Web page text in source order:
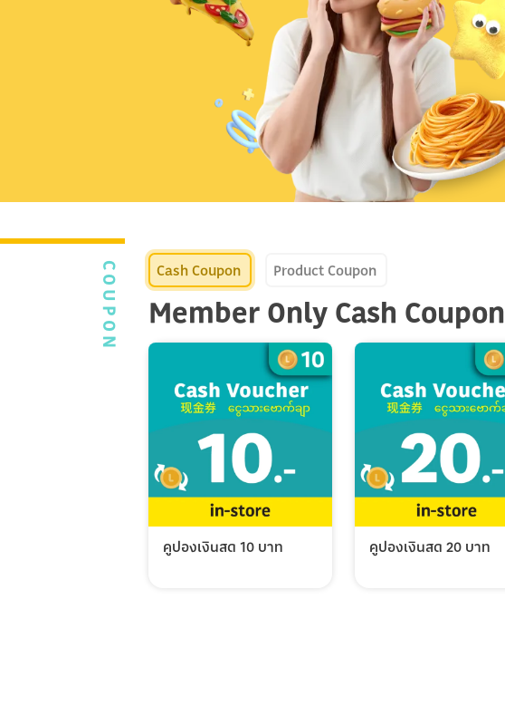
COUPON Cash Coupon Product Coupon
Member Only Cash Coupon
คูปองเงินสด 10 บาท คูปองเงินสด 20 บาท